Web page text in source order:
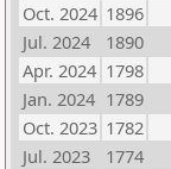
Oct. 2024 1896
Jul. 2024
1890
Apr. 2024 1798
Jan. 2024 1789
Oct. 2023 1782
Jul. 2023
1774